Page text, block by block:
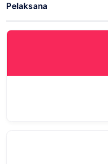
Pelaksana